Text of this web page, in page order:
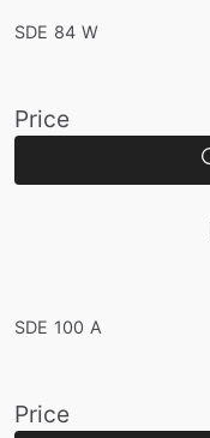
SDE 84 W
Price
SDE 100 A
Price